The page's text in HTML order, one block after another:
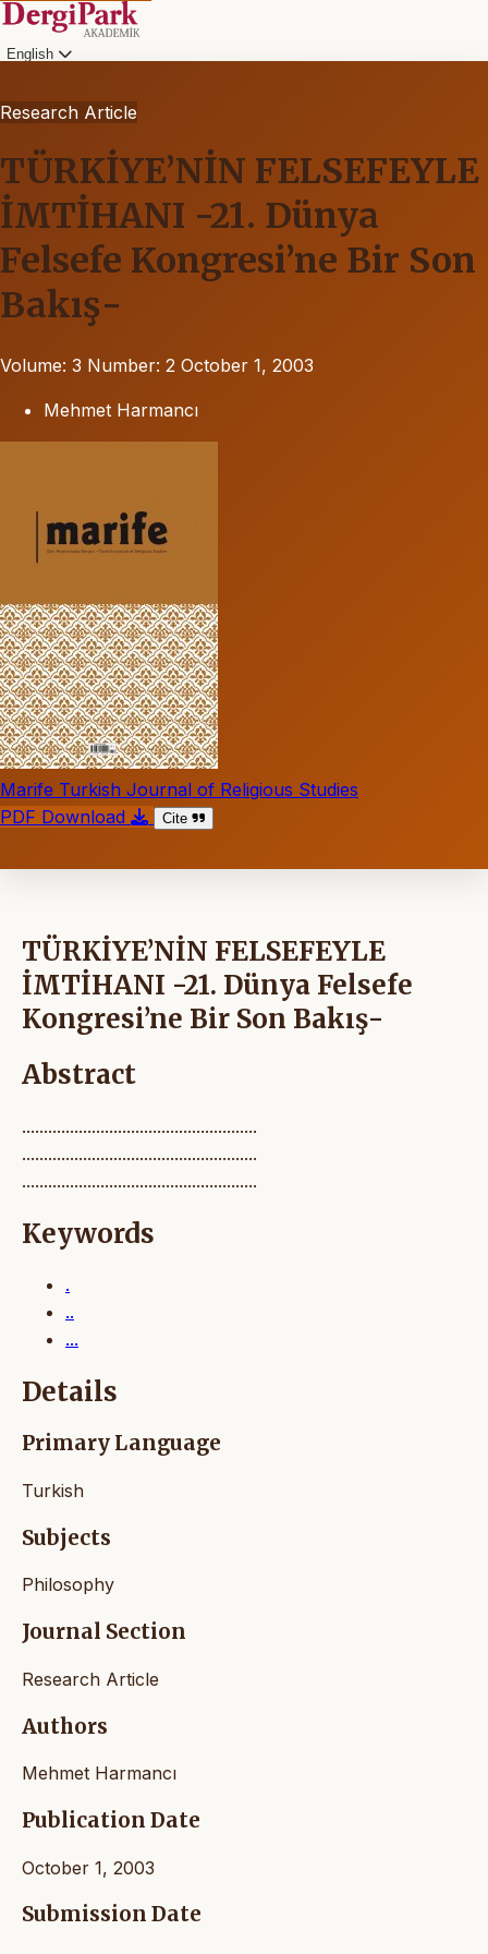
English
Research Article
TÜRKİYE’NİN FELSEFEYLE
İMTİHANI -21. Dünya
Felsefe Kongresi’ne Bir Son
Bakış-
Volume: 3 Number: 2 October 1, 2003
Mehmet Harmancı
Marife Turkish Journal of Religious Studies
PDF Download
Cite
TÜRKİYE’NİN FELSEFEYLE
İMTİHANI -21. Dünya Felsefe
Kongresi’ne Bir Son Bakış-
Abstract
......................................................
......................................................
......................................................
Keywords
.
..
...
Details
Primary Language
Turkish
Subjects
Philosophy
Journal Section
Research Article
Authors
Mehmet Harmancı
Publication Date
October 1, 2003
Submission Date